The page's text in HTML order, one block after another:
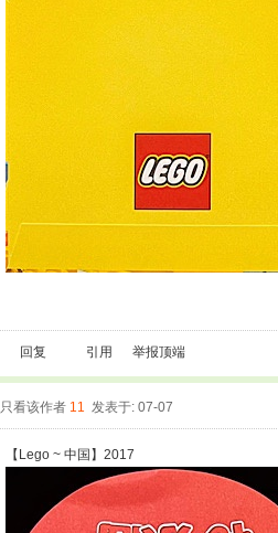
回复 引用 举报顶端
只看该作者 11 发表于: 07-07
【Lego ~ 中国】2017